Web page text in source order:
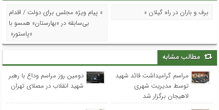
برف و باران در راه گیلان »
« پیام ویژه مجلس برای دولت / اقدام
بی‌سابقه در «بهارستان» همسو با
«پاستور»
مطالب مشابه
مراسم گرامیداشت قائد شهید
توسط مدیریت شهری
لاهیجان برگزار شد
دومین روز مراسم وداع با رهبر
شهید انقلاب در مصلای تهران